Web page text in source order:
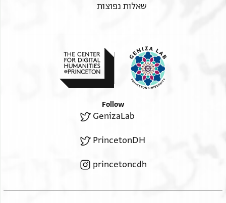
שאלות נפוצות
Follow
GenizaLab
PrincetonDH
princetoncdh